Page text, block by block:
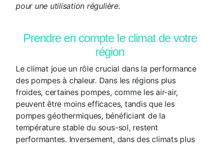
pour une utilisation régulière.
Prendre en compte le climat de votre
région
Le climat joue un rôle crucial dans la performance
des pompes à chaleur. Dans les régions plus
froides, certaines pompes, comme les air-air,
peuvent être moins efficaces, tandis que les
pompes géothermiques, bénéficiant de la
température stable du sous-sol, restent
performantes. Inversement, dans des climats plus